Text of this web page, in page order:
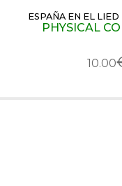
ESPAÑA EN EL
PHYSICAL
10.00